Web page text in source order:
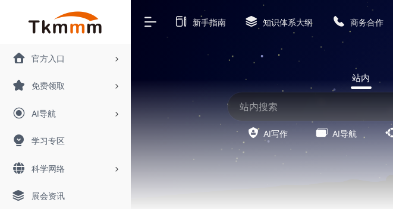
官方入口
免费领取
AI导航
学习专区
科学网络
展会资讯
新手指南 知识体系大纲 商务合作
站内
AI写作 AI导航